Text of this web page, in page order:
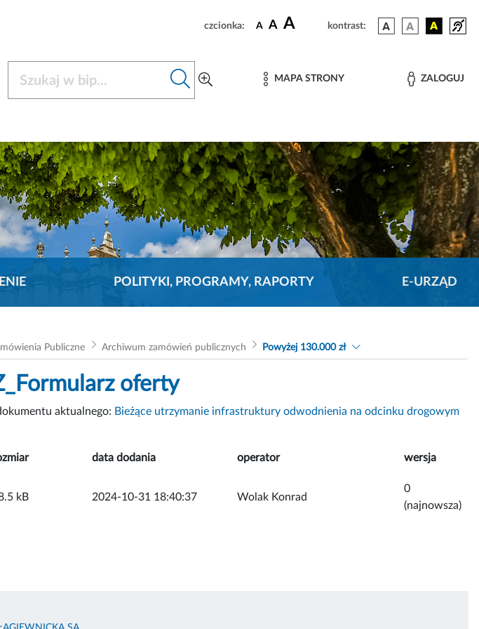
czcionka: A A A kontrast:
MAPA STRONY ZALOGUJ
POLITYKI, PROGRAMY, RAPORTY E-URZĄD
Publiczne Archiwum zamówień publicznych Powyżej 130.000 zł
oferty
aktualnego: Bieżące utrzymanie infrastruktury odwodnienia na odcinku drogowym
data dodania operator wersja
kB 2024-10-31 18:40:37 Wolak Konrad
0
(najnowsza)